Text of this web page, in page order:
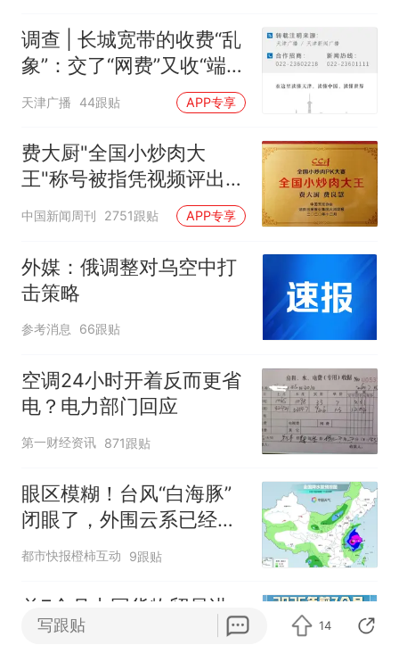
调查 | 长城宽带的收费“乱
象”：交了“网费”又收“端口
费”，退费没着落，使用期
可延长到2037年
天津广播 44跟贴 APP专享
费大厨"全国小炒肉大
王"称号被指凭视频评出
官方回应
中国新闻周刊 2751跟贴 APP专享
外媒：俄调整对乌空中打
击策略
参考消息 66跟贴
空调24小时开着反而更省
电？电力部门回应
第一财经资讯 871跟贴
眼区模糊！台风“白海豚”
闭眼了，外围云系已经触
及浙江，浙江、上海等地
位于台风危险半圆
都市快报橙柿互动 9跟贴
前7个月中国货物贸易进
出口超30万亿元
写跟贴 14